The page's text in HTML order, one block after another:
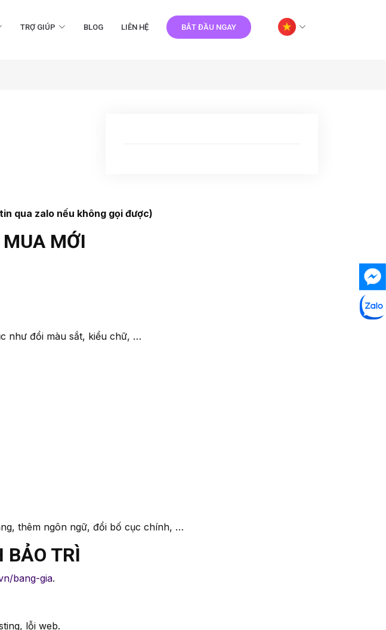
TRỢ GIÚP BLOG LIÊN HỆ BẮT ĐẦU NGAY
qua zalo nếu không gọi được)
MỚI
như đổi màu sắt, kiểu chữ, …
thêm ngôn ngữ, đổi bố cục chính, …
BẢO TRÌ
bang-gia.
lỗi web.